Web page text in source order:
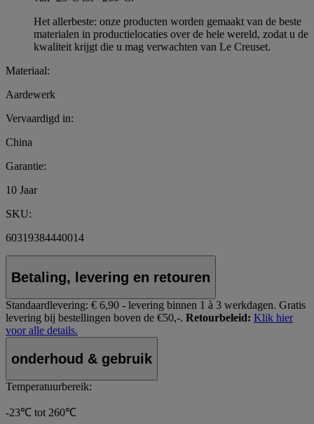
Het allerbeste: onze producten worden gemaakt van de beste
materialen in productielocaties over de hele wereld, zodat u de
kwaliteit krijgt die u mag verwachten van Le Creuset.
Materiaal:
Aardewerk
Vervaardigd in:
China
Garantie:
10 Jaar
SKU:
60319384440014
Betaling, levering en retouren
Standaardlevering: € 6,90 - levering binnen 1 à 3 werkdagen. Gratis
levering bij bestellingen boven de €50,-. Retourbeleid: Klik hier
voor alle details.
onderhoud & gebruik
Temperatuurbereik:
-23℃ tot 260℃